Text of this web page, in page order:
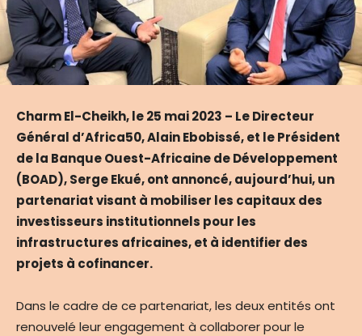
Charm El-Cheikh, le 25 mai 2023 – Le Directeur
Général d’Africa50, Alain Ebobissé, et le Président
de la Banque Ouest-Africaine de Développement
(BOAD), Serge Ekué, ont annoncé, aujourd’hui, un
partenariat visant à mobiliser les capitaux des
investisseurs institutionnels pour les
infrastructures africaines, et à identifier des
projets à cofinancer.
Dans le cadre de ce partenariat, les deux entités ont
renouvelé leur engagement à collaborer pour le